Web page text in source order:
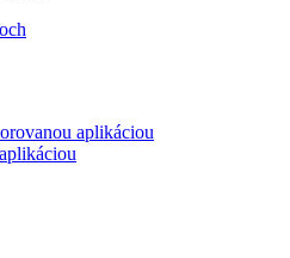
aplikáciou